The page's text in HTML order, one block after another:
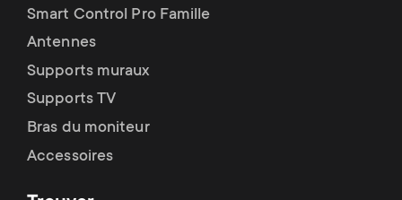
Smart Control Pro Famille
Antennes
Supports muraux
Supports TV
Bras du moniteur
Accessoires